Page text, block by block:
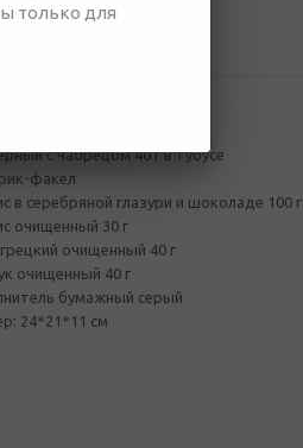
с чабрецом 40 г в тубусе
факел
в серебряной глазури и шоколаде 100 г
очищенный 30 г
очищенный 40 г
очищенный 40 г
бумажный серый
24*21*11 см
только для